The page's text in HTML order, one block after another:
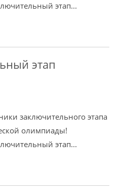
этап...
этап
заключительного этапа
олимпиады!
этап...